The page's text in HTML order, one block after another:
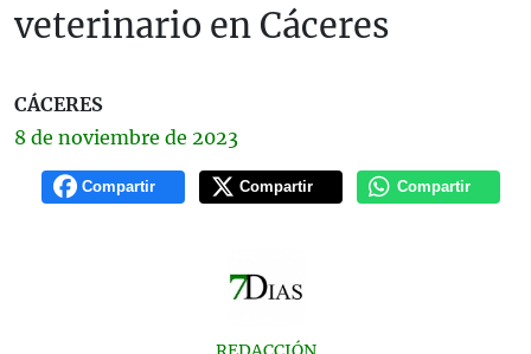
veterinario en Cáceres
CÁCERES
8 de noviembre de 2023
Compartir Compartir Compartir